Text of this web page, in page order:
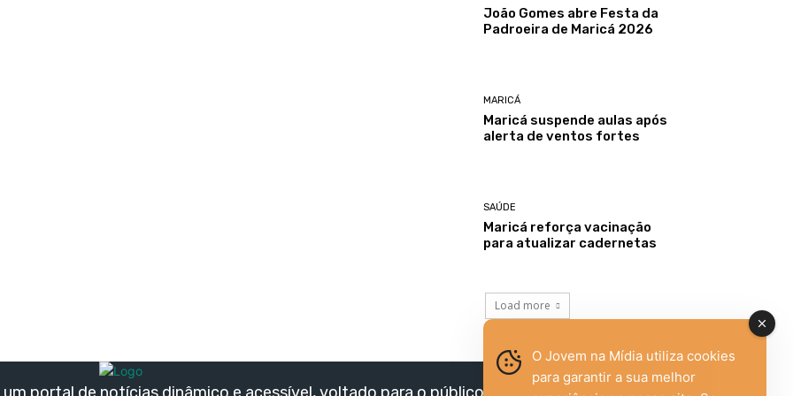
João Gomes abre Festa da
Padroeira de Maricá 2026
MARICÁ
Maricá suspende aulas após
alerta de ventos fortes
SAÚDE
Maricá reforça vacinação
para atualizar cadernetas
Load more
um portal de notícias dinâmico e acessível, voltado para o público jovem,
O Jovem na Mídia utiliza cookies
para garantir a sua melhor